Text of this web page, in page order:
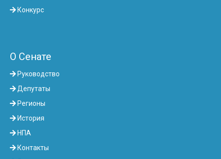
Конкурс
О Сенате
Руководство
Депутаты
Регионы
История
НПА
Контакты